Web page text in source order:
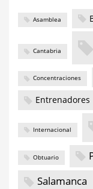
Asamblea
Cantabria
Concentraciones
Entrenadores
Internacional
Obtuario
Salamanca